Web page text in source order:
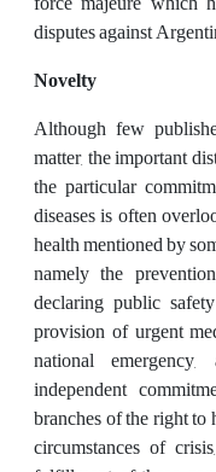
disputes against
Novelty
Although few
matter, the important
the particular
diseases is often
health mentioned by
namely the
declaring public
provision of urgent
national
independent
branches of the right
circumstances of